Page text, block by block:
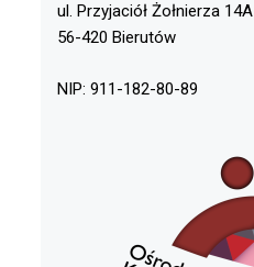
ul. Przyjaciół Żołnierza 14A
56-420 Bierutów
NIP: 911-182-80-89